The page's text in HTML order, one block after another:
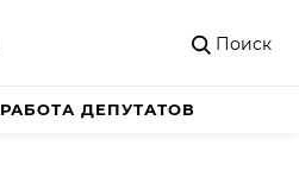
Поиск
РАБОТА ДЕПУТАТОВ